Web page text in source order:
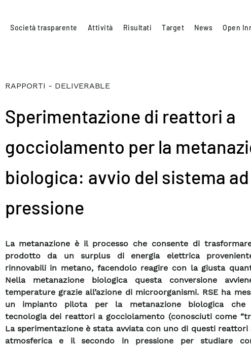
Società trasparente Attività Risultati Target News Open
RAPPORTI - DELIVERABLE
Sperimentazione di reattori a
gocciolamento per la
biologica: avvio del sistema
pressione
La metanazione è il processo che consente di
prodotto da un surplus di energia elettrica
rinnovabili in metano, facendolo reagire con la giusta
Nella metanazione biologica questa conversione
temperature grazie all’azione di microorganismi. RSE ha
un impianto pilota per la metanazione biologica
tecnologia dei reattori a gocciolamento (conosciuti come
La sperimentazione è stata avviata con uno di questi reattori
atmosferica e il secondo in pressione per studiare